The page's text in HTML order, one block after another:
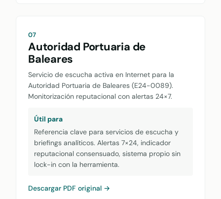
07
Autoridad Portuaria de
Baleares
Servicio de escucha activa en Internet para la
Autoridad Portuaria de Baleares (E24-0089).
Monitorización reputacional con alertas 24×7.
Útil para
Referencia clave para servicios de escucha y
briefings analíticos. Alertas 7×24, indicador
reputacional consensuado, sistema propio sin
lock-in con la herramienta.
Descargar PDF original →